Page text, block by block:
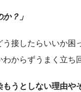
？」
接したらいいか
からずうまく立ち
うとしない理由や